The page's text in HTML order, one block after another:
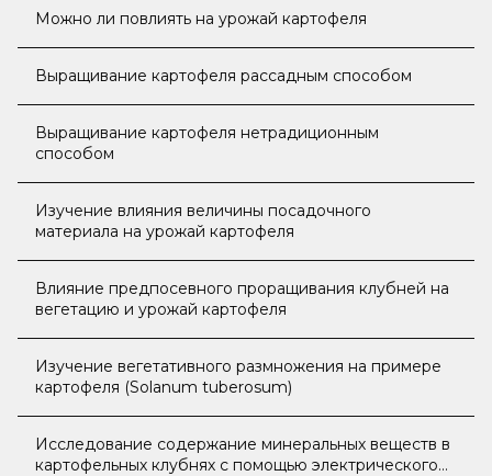
Можно ли повлиять на урожай картофеля
Выращивание картофеля рассадным способом
Выращивание картофеля нетрадиционным
способом
Изучение влияния величины посадочного
материала на урожай картофеля
Влияние предпосевного проращивания клубней на
вегетацию и урожай картофеля
Изучение вегетативного размножения на примере
картофеля (Solanum tuberosum)
Исследование содержание минеральных веществ в
картофельных клубнях с помощью электрического